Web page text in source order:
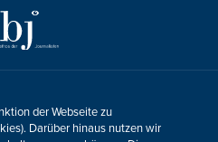
oder Anmerkungen?
der Webseite zu
Darüber hinaus nutzen wir